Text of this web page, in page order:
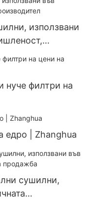
използвани
нуче филтри на
едро | Zhanghua
сушилни,